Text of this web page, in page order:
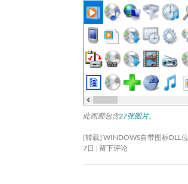
此画廊包含27张图片。
[转载] WINDOWS自带图标DLL
7日
留下评论